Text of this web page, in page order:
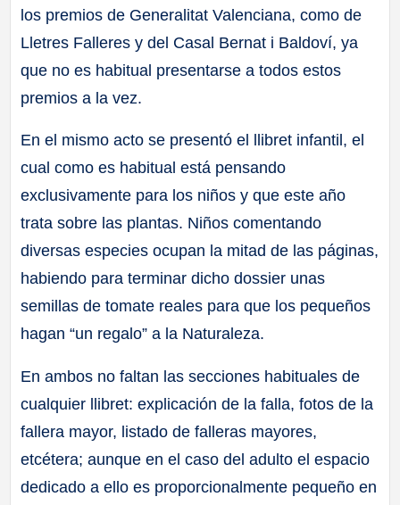
los premios de Generalitat Valenciana, como de
Lletres Falleres y del Casal Bernat i Baldoví, ya
que no es habitual presentarse a todos estos
premios a la vez.
En el mismo acto se presentó el llibret infantil, el
cual como es habitual está pensando
exclusivamente para los niños y que este año
trata sobre las plantas. Niños comentando
diversas especies ocupan la mitad de las páginas,
habiendo para terminar dicho dossier unas
semillas de tomate reales para que los pequeños
hagan “un regalo” a la Naturaleza.
En ambos no faltan las secciones habituales de
cualquier llibret: explicación de la falla, fotos de la
fallera mayor, listado de falleras mayores,
etcétera; aunque en el caso del adulto el espacio
dedicado a ello es proporcionalmente pequeño en